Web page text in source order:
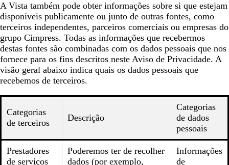
A Vista também pode obter informações sobre si que estejam
disponíveis publicamente ou junto de outras fontes, como
terceiros independentes, parceiros comerciais ou empresas do
grupo Cimpress. Todas as informações que recebermos
destas fontes são combinadas com os dados pessoais que nos
fornece para os fins descritos neste Aviso de Privacidade. A
visão geral abaixo indica quais os dados pessoais que
recebemos de terceiros.
Categorias
de terceiros
Descrição
Categorias
de dados
pessoais
Prestadores
de serviços
Poderemos ter de recolher
dados (por exemplo,
Informações
de